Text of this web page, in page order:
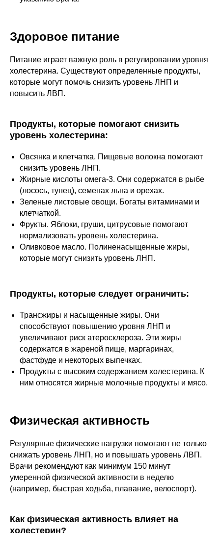
Здоровое питание
Питание играет важную роль в регулировании уровня
холестерина. Существуют определенные продукты,
которые могут помочь снизить уровень ЛНП и
повысить ЛВП.
Продукты, которые помогают снизить
уровень холестерина:
Овсянка и клетчатка. Пищевые волокна помогают
снизить уровень ЛНП.
Жирные кислоты омега-3. Они содержатся в рыбе
(лосось, тунец), семенах льна и орехах.
Зеленые листовые овощи. Богаты витаминами и
клетчаткой.
Фрукты. Яблоки, груши, цитрусовые помогают
нормализовать уровень холестерина.
Оливковое масло. Полиненасыщенные жиры,
которые могут снизить уровень ЛНП.
Продукты, которые следует ограничить:
Трансжиры и насыщенные жиры. Они
способствуют повышению уровня ЛНП и
увеличивают риск атеросклероза. Эти жиры
содержатся в жареной пище, маргаринах,
фастфуде и некоторых выпечках.
Продукты с высоким содержанием холестерина. К
ним относятся жирные молочные продукты и мясо.
Физическая активность
Регулярные физические нагрузки помогают не только
снижать уровень ЛНП, но и повышать уровень ЛВП.
Врачи рекомендуют как минимум 150 минут
умеренной физической активности в неделю
(например, быстрая ходьба, плавание, велоспорт).
Как физическая активность влияет на
холестерин?